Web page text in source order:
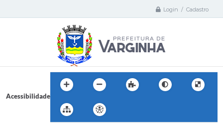
Login / Cadastro
Acessibilidade